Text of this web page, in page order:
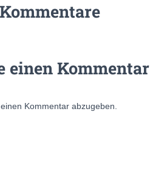
einen Kommentar
Kommentar abzugeben.